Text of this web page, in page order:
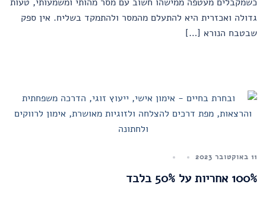
גדולה ואכזרית היא להתעלם מהמסר ולהתמקד בשליח. אין ספק
שבטבח הנורא […]
11 באוקטובר 2023
100% אחריות על 50% בלבד